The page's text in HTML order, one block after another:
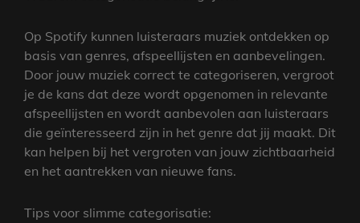
Op Spotify kunnen luisteraars muziek ontdekken op
basis van genres, afspeellijsten en aanbevelingen.
Door jouw muziek correct te categoriseren, vergroot
je de kans dat deze wordt opgenomen in relevante
afspeellijsten en wordt aanbevolen aan luisteraars
die geïnteresseerd zijn in het genre dat jij maakt. Dit
kan helpen bij het vergroten van jouw zichtbaarheid
en het aantrekken van nieuwe fans.
Tips voor slimme categorisatie: